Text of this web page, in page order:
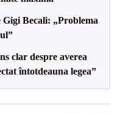
Becali: „Problema
clar despre averea
întotdeauna legea”